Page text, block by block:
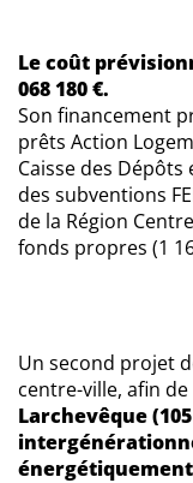
Le coût
068 180 €.
Son financement
prêts Action
Caisse des Dépôts
des subventions
de la Région
fonds propres (1
Un second projet
centre-ville, afin de
Larchevêque